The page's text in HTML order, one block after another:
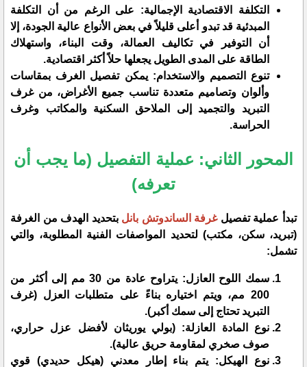
​التكلفة الاقتصادية الإجمالية: على الرغم من أن التكلفة
المبدئية قد تبدو أعلى قليلاً في بعض الأنواع عالية الجودة، إلا
أن التوفير في تكاليف العمالة، وقت البناء، واستهلاك
الطاقة على المدى الطويل يجعلها حلاً أكثر اقتصادية.
​تنوع التصميم والاستخدام: يمكن تفصيل الغرف بمقاسات
وألوان وتصاميم متعددة تناسب جميع الأغراض، من غرف
التبريد والتجميد إلى الملاحق السكنية والمكاتب وغرف
الحراسة.
المحور الثاني: عملية التفصيل (ما يجب أن
تعرفه)
​تبدأ عملية تفصيلغرفة الساندوتش بانل بتحديد الهدف من الغرفة
(تبريد، سكن، مكتب) لتحديد المواصفات الفنية المطلوبة، والتي
تشمل:
​سمك اللوح العازل: يتراوح عادة من 30 مم إلى أكثر من
200 مم، ويتم اختياره بناءً على متطلبات العزل (غرف
التبريد تحتاج إلى سمك أكبر).
​نوع المادة العازلة: (بولي يوريثان لأفضل عزل حراري،
صوف صخري لمقاومة حريق عالية).
​نوع الهيكل: يتم بناء إطار معدني (هيكل حديدي) قوي